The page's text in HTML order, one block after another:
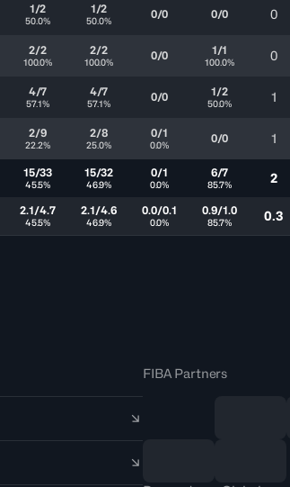
1/2
50.0%
1/2
50.0% 0/0 0/0 0
2/2
100.0%
2/2
100.0% 0/0 1/1
100.0% 0
4/7
57.1%
4/7
57.1% 0/0 1/2
50.0% 1
2/9
22.2%
2/8
25.0%
0/1
0.0% 0/0 1
15/33
45.5%
15/32
46.9%
0/1
0.0%
6/7
85.7% 2
2.1/4.7
45.5%
2.1/4.6
46.9%
0.0/0.1
0.0%
0.9/1.0
85.7% 0.3
FIBA Partners